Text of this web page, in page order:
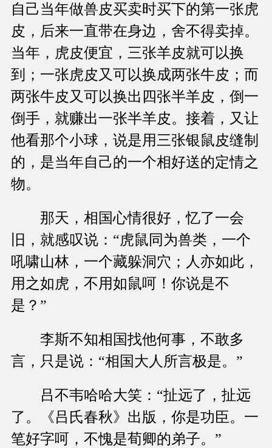
自己当年做兽皮买卖时买下的第一张虎
皮，后来一直带在身边，舍不得卖掉。
当年，虎皮便宜，三张羊皮就可以换
到；一张虎皮又可以换成两张牛皮；而
两张牛皮又可以换出四张半羊皮，倒一
倒手，就赚出一张半羊皮。接着，又让
他看那个小球，说是用三张银鼠皮缝制
的，是当年自己的一个相好送的定情之
物。
那天，相国心情很好，忆了一会
旧，就感叹说：“虎鼠同为兽类，一个
吼啸山林，一个藏躲洞穴；人亦如此，
用之如虎，不用如鼠呵！你说是不
是？”
李斯不知相国找他何事，不敢多
言，只是说：“相国大人所言极是。”
吕不韦哈哈大笑：“扯远了，扯远
了。《吕氏春秋》出版，你是功臣。一
笔好字呵，不愧是荀卿的弟子。”